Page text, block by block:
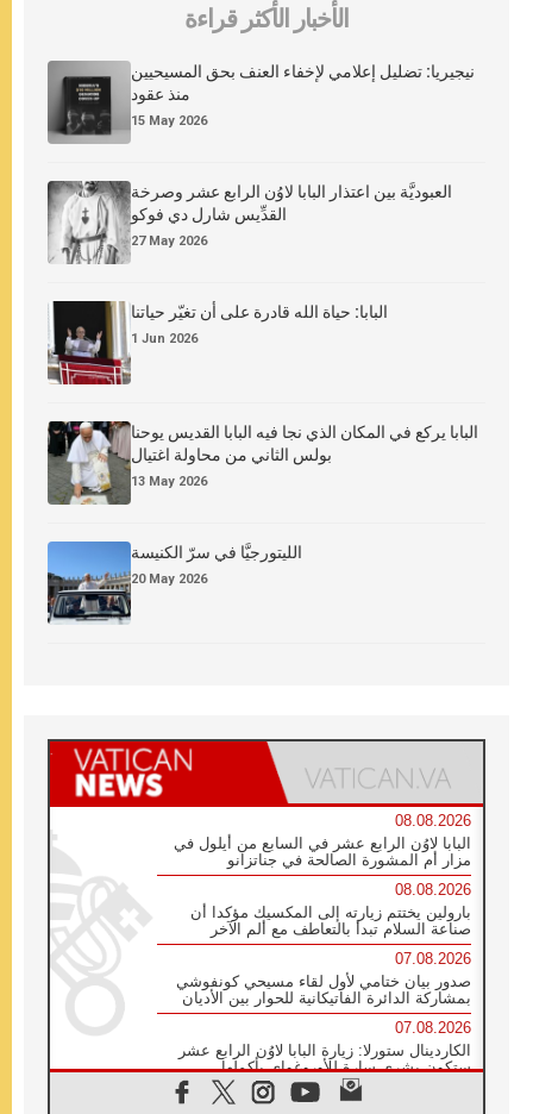
الأخبار الأكثر قراءة
نيجيريا: تضليل إعلامي لإخفاء العنف بحق المسيحيين
منذ عقود
15 May 2026
العبوديَّة بين اعتذار البابا لاوُن الرابع عشر وصرخة
القدِّيس شارل دي فوكو
27 May 2026
البابا: حياة الله قادرة على أن تغيّر حياتنا
1 Jun 2026
البابا يركع في المكان الذي نجا فيه البابا القديس يوحنا
بولس الثاني من محاولة اغتيال
13 May 2026
الليتورجيَّا في سرّ الكنيسة
20 May 2026
08.08.2026
البابا لاوُن الرابع عشر في السابع من أيلول في
مزار أم المشورة الصالحة في جناتزانو
08.08.2026
بارولين يختتم زيارته إلى المكسيك مؤكدا أن
صناعة السلام تبدأ بالتعاطف مع ألم الآخر
07.08.2026
صدور بيان ختامي لأول لقاء مسيحي كونفوشي
بمشاركة الدائرة الفاتيكانية للحوار بين الأديان
07.08.2026
الكاردينال ستورلا: زيارة البابا لاوُن الرابع عشر
ستكون بشرى سارة للأوروغواي بأكملها